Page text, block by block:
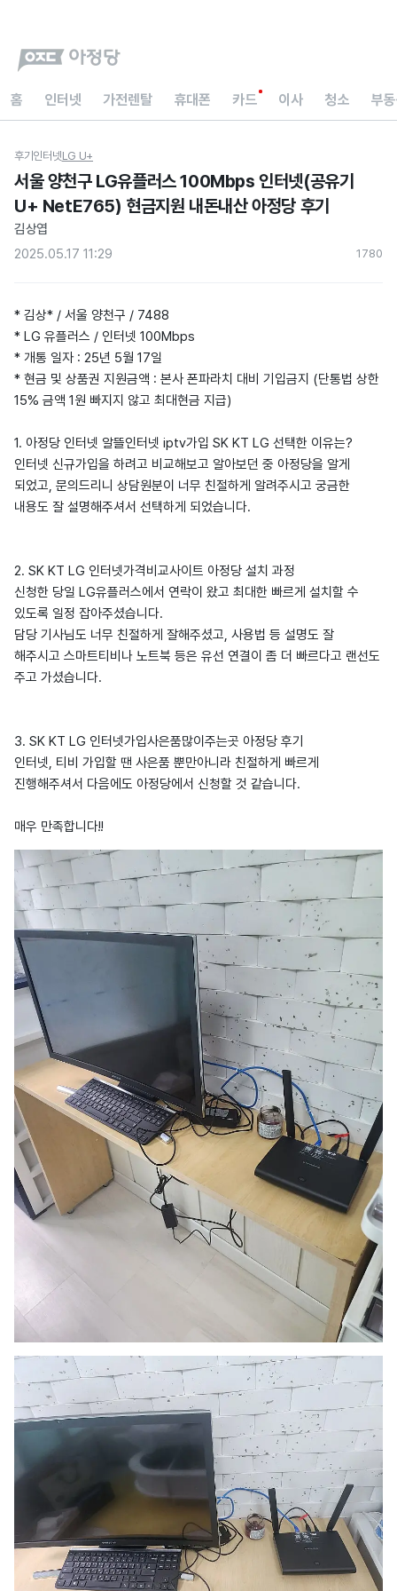
홈 인터넷 가전렌탈 휴대폰 카드 이사 청소 부
후기 인터넷LG U+
서울 양천구 LG유플러스 100Mbps 인터넷(공유기
U+ NetE765) 현금지원 내돈내산 아정당 후기
김상엽
2025.05.17 11:29
1780
* 김상* / 서울 양천구 / 7488
* LG 유플러스 / 인터넷 100Mbps
* 개통 일자 : 25년 5월 17일
* 현금 및 상품권 지원금액 : 본사 폰파라치 대비 기입금지 (단통법 상한
15% 금액 1원 빠지지 않고 최대현금 지급)
1. 아정당 인터넷 알뜰인터넷 iptv가입 SK KT LG 선택한 이유는?
인터넷 신규가입을 하려고 비교해보고 알아보던 중 아정당을 알게
되었고, 문의드리니 상담원분이 너무 친절하게 알려주시고 궁금한
내용도 잘 설명해주셔서 선택하게 되었습니다.
2. SK KT LG 인터넷가격비교사이트 아정당 설치 과정
신청한 당일 LG유플러스에서 연락이 왔고 최대한 빠르게 설치할 수
있도록 일정 잡아주셨습니다.
담당 기사님도 너무 친절하게 잘해주셨고, 사용법 등 설명도 잘
해주시고 스마트티비나 노트북 등은 유선 연결이 좀 더 빠르다고 랜선도
주고 가셨습니다.
3. SK KT LG 인터넷가입사은품많이주는곳 아정당 후기
인터넷, 티비 가입할 땐 사은품 뿐만아니라 친절하게 빠르게
진행해주셔서 다음에도 아정당에서 신청할 것 같습니다.
매우 만족합니다!!